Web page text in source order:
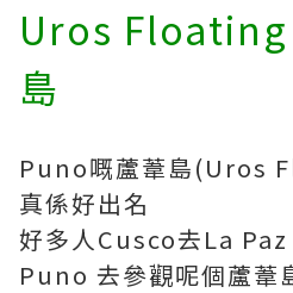
Uros
島
Puno嘅蘆葦島(Uros
真係好出名
好多人Cusco去La
Puno 去參觀呢個蘆葦